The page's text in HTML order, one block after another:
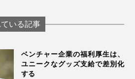
スタンド（粘着タイ
プ）」｜ジェットブ
ストブルー
いる記事
ベンチャー企業の福利厚生は、
ユニークなグッズ支給で差別化
する